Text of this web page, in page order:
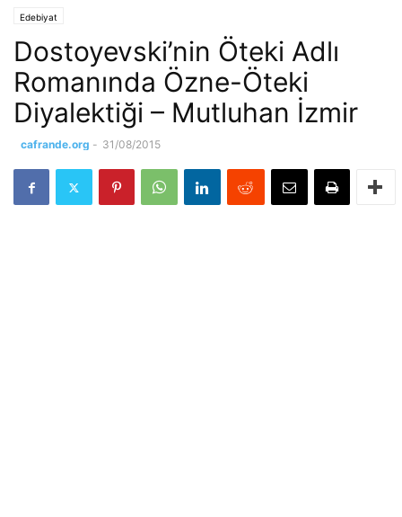
Edebiyat
Dostoyevski’nin Öteki Adlı
Romanında Özne-Öteki
Diyalektiği – Mutluhan İzmir
cafrande.org - 31/08/2015